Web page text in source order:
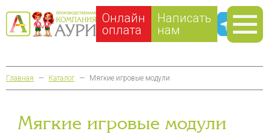
Онлайн
оплата
Написать
нам
Главная — Каталог — Мягкие игровые модули
Мягкие игровые модули